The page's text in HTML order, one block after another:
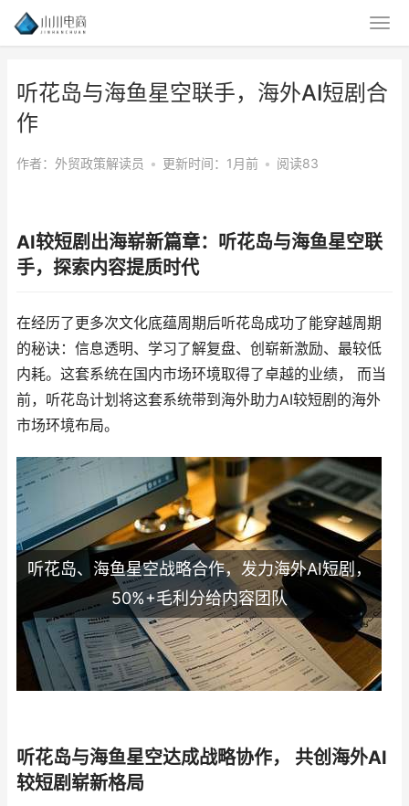
听花岛与海鱼星空联手，海外AI短剧合
作
作者：外贸政策解读员 • 更新时间：1月前 • 阅读83
AI较短剧出海崭新篇章：听花岛与海鱼星空联
手，探索内容提质时代
在经历了更多次文化底蕴周期后听花岛成功了能穿越周期
的秘诀：信息透明、学习了解复盘、创崭新激励、最较低
内耗。这套系统在国内市场环境取得了卓越的业绩， 而当
前，听花岛计划将这套系统带到海外助力AI较短剧的海外
市场环境布局。
听花岛、海鱼星空战略合作，发力海外AI短剧，
50%+毛利分给内容团队
听花岛与海鱼星空达成战略协作， 共创海外AI
较短剧崭新格局